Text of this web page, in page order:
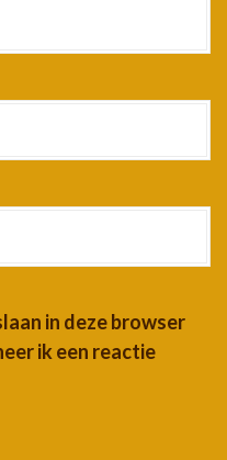
in deze browser
ik een reactie